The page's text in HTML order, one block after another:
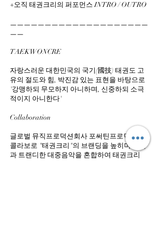
+오직 태권크리의 퍼포먼스 INTRO / OUTRO
ㅡㅡㅡㅡㅡㅡㅡㅡㅡㅡㅡㅡㅡㅡㅡㅡㅡㅡㅡㅡ
ㅡㅡ
TAEKWONCRE
자랑스러운 대한민국의 국기(國技) 태권도 고
유의 절도와 힘, 박진감 있는 표현을 바탕으로
'강맹하되 무모하지 아니하며, 신중하되 소극
적이지 아니한다'
Collaboration
글로벌 뮤직프로덕션회사 포써틴프로덕션의
콜라보로 "태권크리"의 브랜딩을 높히며 국악
과 트랜디한 대중음악을 혼합하여 태권크리